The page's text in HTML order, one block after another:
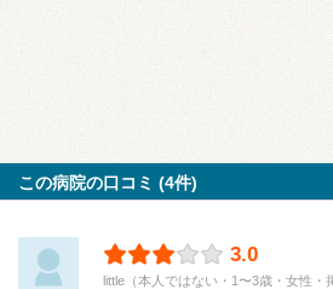
この病院の口コミ (4件)
3.0
little（本人ではない・1〜3歳・女性・